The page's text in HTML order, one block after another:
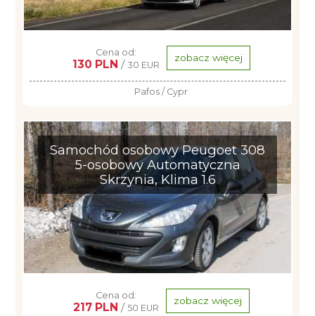
Cena od:
130 PLN / 30 EUR
zobacz więcej
Pafos / Cypr
Samochód osobowy Peugoet 308
5-osobowy Automatyczna
Skrzynia, Klima 1.6
Cena od:
217 PLN / 50 EUR
zobacz więcej